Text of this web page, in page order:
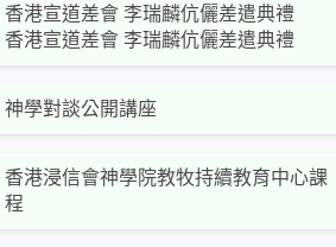
香港宣道差會 李瑞麟伉儷差遣典禮
香港宣道差會 李瑞麟伉儷差遣典禮
神學對談公開講座
香港浸信會神學院教牧持續教育中心課
程